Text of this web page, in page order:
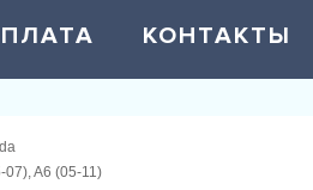
КОНТАКТЫ
A6 (05-11)